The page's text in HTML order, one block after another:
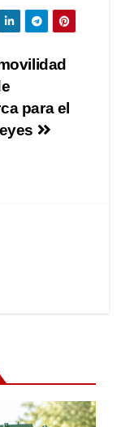
para el